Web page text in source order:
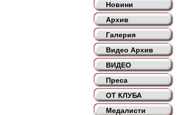
Новини
Архив
Галерия
Видео Архив
ВИДЕО
Преса
ОТ КЛУБА
Медалисти